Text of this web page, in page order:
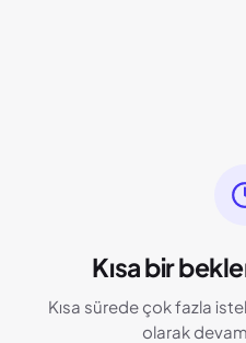
Kısa bir
Kısa sürede çok fazla
olarak